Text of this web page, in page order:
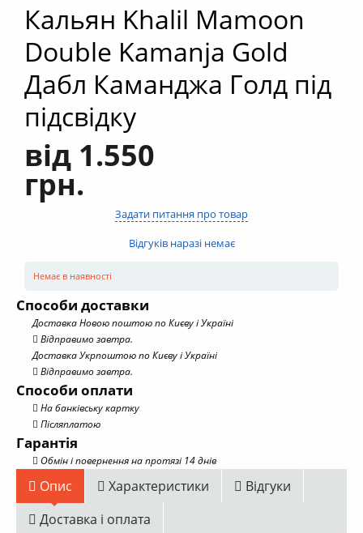
Кальян Khalil Mamoon
Double Kamanja Gold
Дабл Каманджа Голд під
підсвідку
від 1.550
грн.
Задати питання про товар
Відгуків наразі немає
Немає в наявності
Способи доставки
Доставка Новою поштою по Києву і Україні
Відправимо завтра.
Доставка Укрпоштою по Києву і Україні
Відправимо завтра.
Способи оплати
На банківську картку
Післяплатою
Гарантія
Обмін і повернення на протязі 14 днів
Опис Характеристики
Відгуки
Доставка і оплата